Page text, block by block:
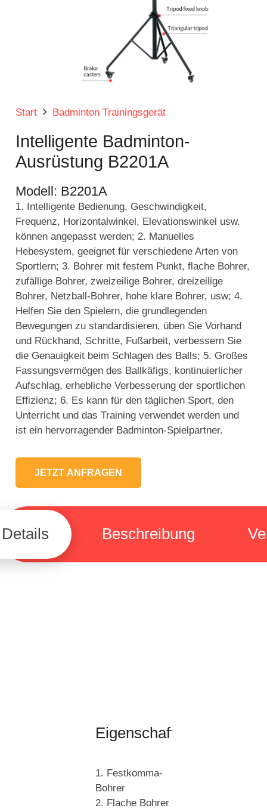
Start Badminton Trainingsgerät
Intelligente Badminton-
Ausrüstung B2201A
Modell: B2201A
1. Intelligente Bedienung, Geschwindigkeit,
Frequenz, Horizontalwinkel, Elevationswinkel usw.
können angepasst werden; 2. Manuelles
Hebesystem, geeignet für verschiedene Arten von
Sportlern; 3. Bohrer mit festem Punkt, flache Bohrer,
zufällige Bohrer, zweizeilige Bohrer, dreizeilige
Bohrer, Netzball-Bohrer, hohe klare Bohrer, usw; 4.
Helfen Sie den Spielern, die grundlegenden
Bewegungen zu standardisieren, üben Sie Vorhand
und Rückhand, Schritte, Fußarbeit, verbessern Sie
die Genauigkeit beim Schlagen des Balls; 5. Großes
Fassungsvermögen des Ballkäfigs, kontinuierlicher
Aufschlag, erhebliche Verbesserung der sportlichen
Effizienz; 6. Es kann für den täglichen Sport, den
Unterricht und das Training verwendet werden und
ist ein hervorragender Badminton-Spielpartner.
JETZT ANFRAGEN
Details Beschreibung
Eigenschaften
1. Festkomma-
Bohrer
2. Flache Bohrer